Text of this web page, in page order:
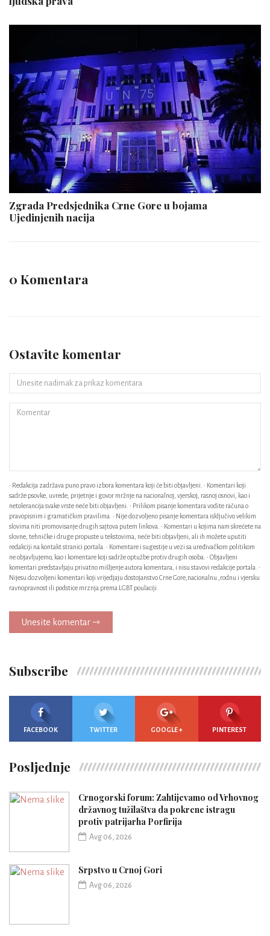
Zgrada Predsjednika Crne Gore u bojama
Ujedinjenih nacija
0 Komentara
Ostavite komentar
• Redakcija zadržava puno pravo izbora komentara koji će biti objavljeni. • Komentari koji
sadrže psovke, uvrede, prijetnje i govor mržnje na nacionalnoj, vjerskoj, rasnoj osnovi, kao i
netolerancija svake vrste neće biti objavljeni. • Prilikom pisanje komentara vodite računa o
pravopisnim i gramatičkim pravilima. • Nije dozvoljeno pisanje komentara isključivo velikim
slovima niti promovisanje drugih sajtova putem linkova. • Komentari u kojima nam skrećete na
slovne, tehničke i druge propuste u tekstovima, neće biti objavljeni, ali ih možete uputiti
redakciji na kontakt stranici portala. • Komentare i sugestije u vezi sa uređivačkom politikom
ne objavljujemo, kao i komentare koji sadrže optužbe protiv drugih osoba. • Objavljeni
komentari predstavljaju privatno mišljenje autora komentara, i nisu stavovi redakcije portala. •
Nijesu dozvoljeni komentari koji vrijedjaju dostojanstvo Crne Gore,nacionalnu ,rodnu i vjersku
ravnopravnost ili podstice mrznja prema LGBT poulaciji.
Unesite komentar ⇾
Subscribe
FACEBOOK TWITTER GOOGLE + PINTEREST
Posljednje
Crnogorski forum: Zahtijevamo od Vrhovnog
državnog tužilaštva da pokrene istragu
protiv patrijarha Porfirija
Avg 06, 2026
Srpstvo u Crnoj Gori
Avg 06, 2026